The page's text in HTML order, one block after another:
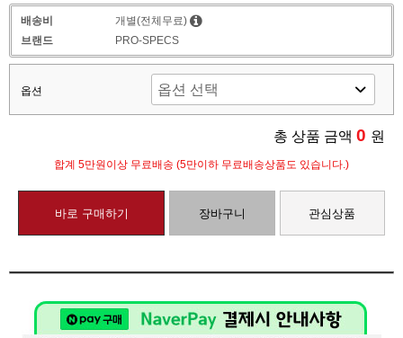
배송비
개별(전체무료)
브랜드
PRO-SPECS
옵션
총 상품 금액 0 원
합계 5만원이상 무료배송 (5만이하 무료배송상품도 있습니다.)
바로 구매하기 장바구니 관심상품